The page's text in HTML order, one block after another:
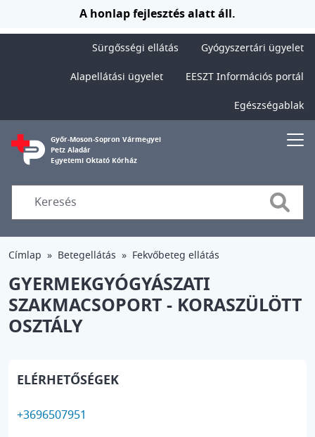
Ugrás a tartalomraA honlap fejlesztés alatt áll.
Sürgősségi ellátás
Gyógyszertári ügyelet
Alapellátási ügyelet
EESZT Információs portál
Egészségablak
Győr-Moson-Sopron Vármegyei
Petz Aladár
Egyetemi Oktató Kórház
Search
Címlap Betegellátás Fekvőbeteg ellátás
GYERMEKGYÓGYÁSZATI
SZAKMACSOPORT - KORASZÜLÖTT
OSZTÁLY
ELÉRHETŐSÉGEK
+3696507951